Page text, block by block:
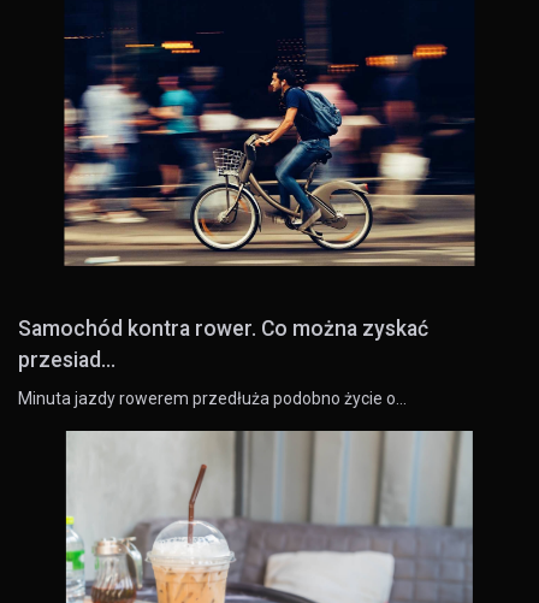
Samochód kontra rower. Co można zyskać
przesiad...
Minuta jazdy rowerem przedłuża podobno życie o…